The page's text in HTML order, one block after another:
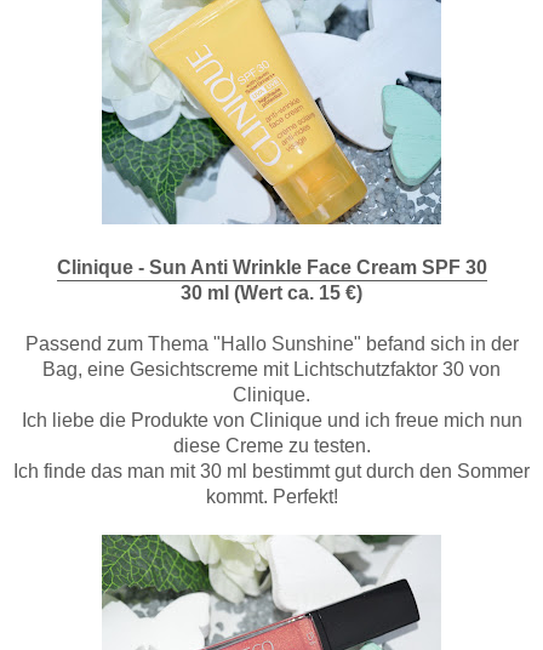
Clinique - Sun Anti Wrinkle Face Cream SPF 30
30 ml (Wert ca. 15 €)
Passend zum Thema "Hallo Sunshine" befand sich in der
Bag, eine Gesichtscreme mit Lichtschutzfaktor 30 von
Clinique.
Ich liebe die Produkte von Clinique und ich freue mich nun
diese Creme zu testen.
Ich finde das man mit 30 ml bestimmt gut durch den Sommer
kommt. Perfekt!